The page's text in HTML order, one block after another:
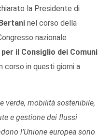
la Presidente di
nel corso della
nazionale
il Consiglio dei Comuni
corso in questi giorni a
verde, mobilità sostenibile,
e gestione dei flussi
l’Unione europea sono